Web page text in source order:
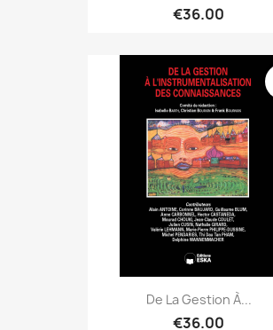
€36.00
De La Gestion À...
€36.00